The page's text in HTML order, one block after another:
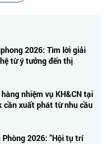
2026: Tìm lời giải
từ ý tưởng đến thị
nhiệm vụ KH&CN tại
cần xuất phát từ nhu cầu
Phòng 2026: "Hội tụ trí